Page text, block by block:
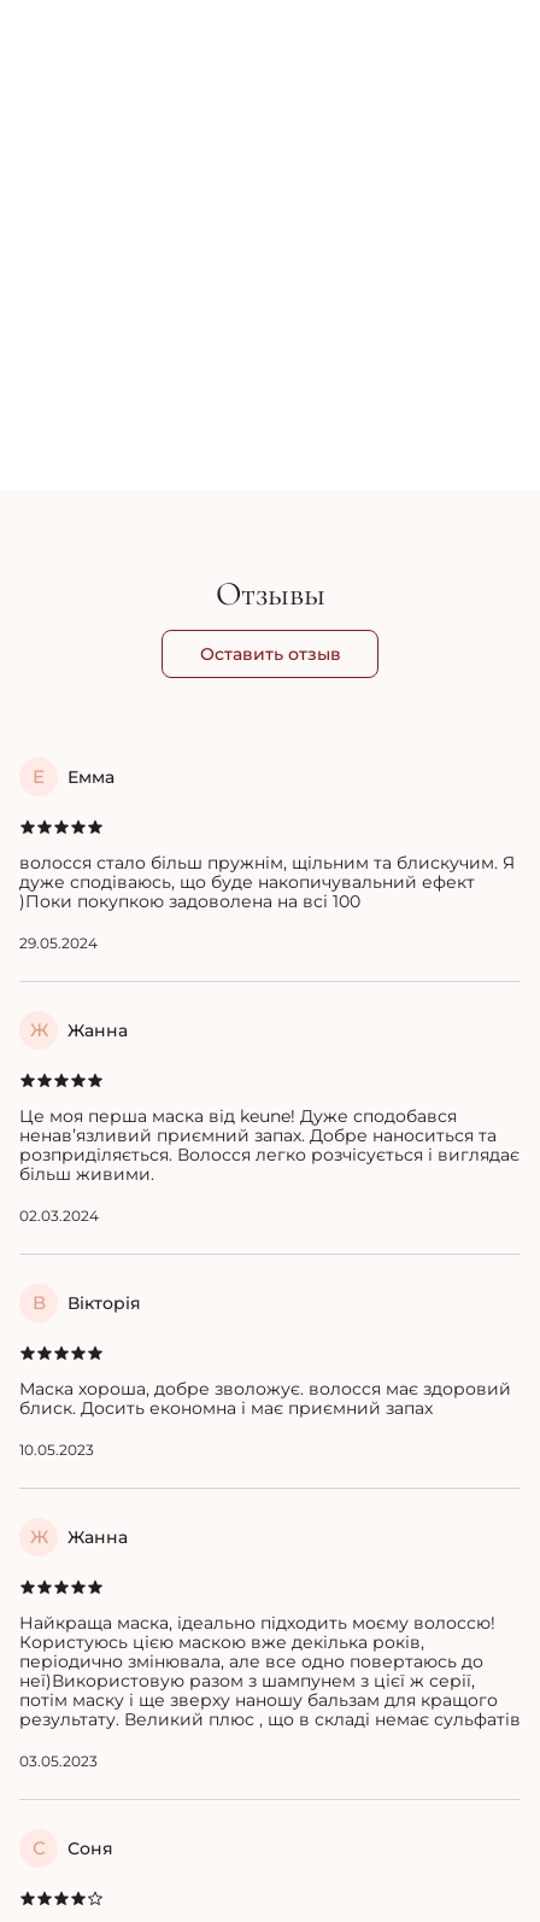
Отзывы
Оставить отзыв
Е Емма
волосся стало більш пружнім, щільним та блискучим. Я
дуже сподіваюсь, що буде накопичувальний ефект
)Поки покупкою задоволена на всі 100
29.05.2024
Ж Жанна
Це моя перша маска від keune! Дуже сподобався
ненавʼязливий приємний запах. Добре наноситься та
розприділяється. Волосся легко розчісується і виглядає
більш живими.
02.03.2024
В Вікторія
Маска хороша, добре зволожує. волосся має здоровий
блиск. Досить економна і має приємний запах
10.05.2023
Ж Жанна
Найкраща маска, ідеально підходить моєму волоссю!
Користуюсь цією маскою вже декілька років,
періодично змінювала, але все одно повертаюсь до
неї)Використовую разом з шампунем з цієї ж серії,
потім маску і ще зверху наношу бальзам для кращого
результату. Великий плюс , що в складі немає сульфатів
03.05.2023
С Соня